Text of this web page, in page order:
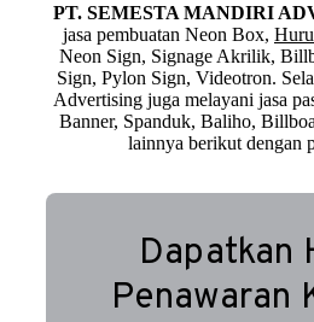
PT. SEMESTA MANDIRI
jasa pembuatan Neon Box,
Neon Sign, Signage Akrilik,
Sign, Pylon Sign, Videotron.
Advertising juga melayani jasa
Banner, Spanduk, Baliho,
lainnya berikut dengan
Dapatkan
Penawaran